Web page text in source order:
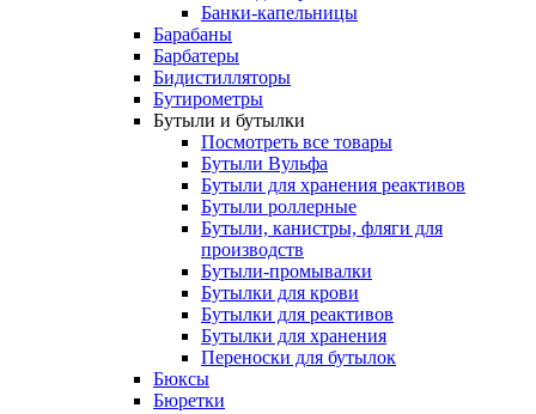
Банки-капельницы
Барабаны
Барбатеры
Бидистилляторы
Бутирометры
Бутыли и бутылки
Посмотреть все товары
Бутыли Вульфа
Бутыли для хранения реактивов
Бутыли роллерные
Бутыли, канистры, фляги для
производств
Бутыли-промывалки
Бутылки для крови
Бутылки для реактивов
Бутылки для хранения
Переноски для бутылок
Бюксы
Бюретки